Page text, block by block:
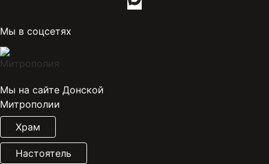
Мы в соцсетях
Мы на сайте Донской
Митрополии
Храм
Настоятель